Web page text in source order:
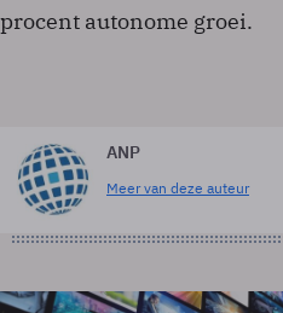
procent autonome groei.
ANP
Meer van deze auteur